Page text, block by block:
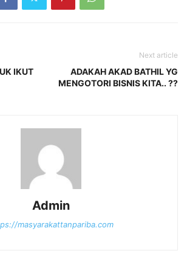
IKUT
Next article
ADAKAH AKAD BATHIL YG
MENGOTORI BISNIS KITA.. ??
Admin
masyarakattanpariba.com